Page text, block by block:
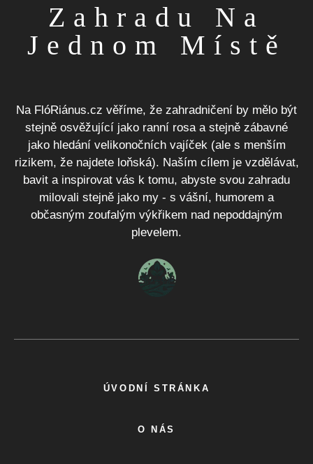
Zahradu Na
Jednom Místě
Na FlóRiánus.cz věříme, že zahradničení by mělo být
stejně osvěžující jako ranní rosa a stejně zábavné
jako hledání velikonočních vajíček (ale s menším
rizikem, že najdete loňská). Naším cílem je vzdělávat,
bavit a inspirovat vás k tomu, abyste svou zahradu
milovali stejně jako my - s vášní, humorem a
občasným zoufalým výkřikem nad nepoddajným
plevelem.
ÚVODNÍ STRÁNKA
O NÁS